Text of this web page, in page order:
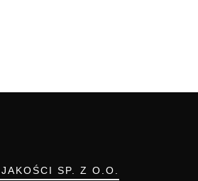
SP. Z O.O.